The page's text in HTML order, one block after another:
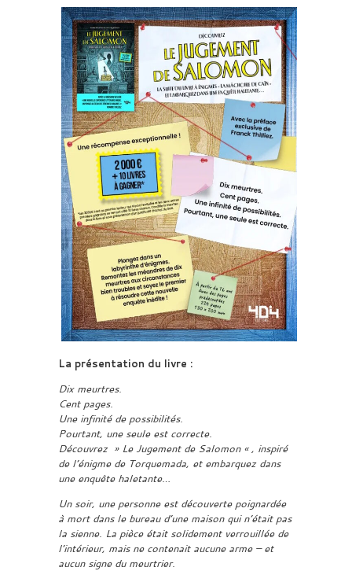
La présentation du livre :
Dix meurtres.
Cent pages.
Une infinité de possibilités.
Pourtant, une seule est correcte.
Découvrez » Le Jugement de Salomon « , inspiré
de l’énigme de Torquemada, et embarquez dans
une enquête haletante…
Un soir, une personne est découverte poignardée
à mort dans le bureau d’une maison qui n’était pas
la sienne. La pièce était solidement verrouillée de
l’intérieur, mais ne contenait aucune arme – et
aucun signe du meurtrier.